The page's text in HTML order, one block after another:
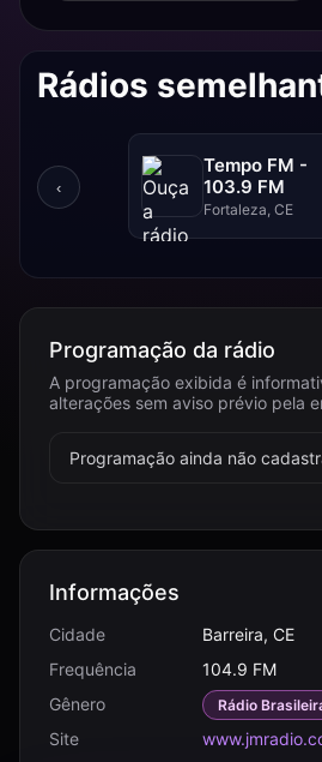
Rádios
‹
Tempo FM -
103.9 FM
Fortaleza, CE
Programação da rádio
A programação exibida é
alterações sem aviso prévio pela
Programação ainda não
Informações
Cidade
Barreira, CE
Frequência
104.9 FM
Gênero
Rádio
Site